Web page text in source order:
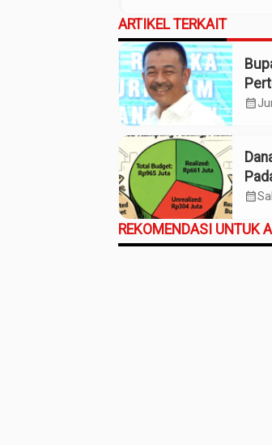
ARTIKEL TERKAIT
calendar_month
Juta
calendar_month
REKOMENDASI UNTUK